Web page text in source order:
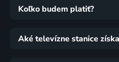
Koľko budem platiť?
Aké televízne stanice